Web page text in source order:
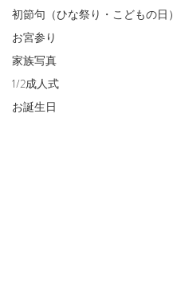
初節句（ひな祭り・こどもの日）
お宮参り
家族写真
1/2成人式
お誕生日